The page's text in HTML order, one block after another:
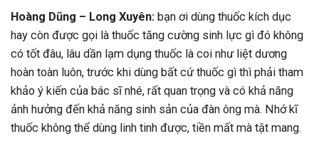
Hoàng Dũng – Long Xuyên: bạn ơi dùng thuốc kích dục
hay còn được gọi là thuốc tăng cường sinh lực gì đó không
có tốt đâu, lâu dần lạm dụng thuốc là coi như liệt dương
hoàn toàn luôn, trước khi dùng bất cứ thuốc gì thì phải tham
khảo ý kiến của bác sĩ nhé, rất quan trọng và có khả năng
ảnh hưởng đến khả năng sinh sản của đàn ông mà. Nhớ kĩ
thuốc không thể dùng linh tinh được, tiền mất mà tật mang.